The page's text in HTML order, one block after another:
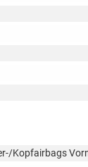
Kopfairbags